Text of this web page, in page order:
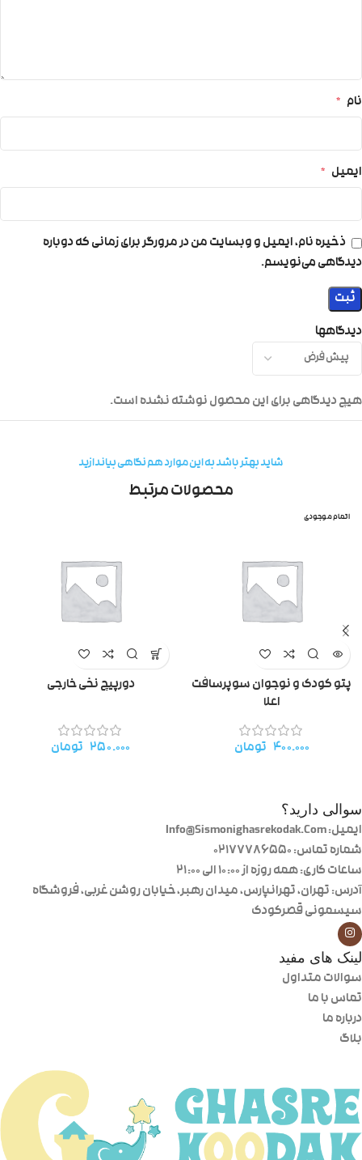
دیدگاهها
هیچ دیدگاهی برای این محصول نوشته نشده است.
نام *
ایمیل *
ذخیره نام، ایمیل و وبسایت من در مرورگر برای زمانی که دوباره
دیدگاهی می‌نویسم.
شاید بهتر باشد به این موارد هم نگاهی بیاندازید
محصولات مرتبط
اتمام موجودی
پتو کودک و نوجوان سوپرسافت
اعلا
۴۰۰.۰۰۰ تومان
دورپیچ نخی خارجی
۲۵۰.۰۰۰ تومان
سوالی دارید؟
ایمیل: Info@Sismonighasrekodak.Com
شماره تماس: 02177786550
ساعات کاری: همه روزه از ۱۰:۰۰ الی ۲۱:۰۰
آدرس: تهران، تهرانپارس، میدان رهبر، خیابان روشن غربی، فروشگاه
سیسمونی قصرکودک
لینک های مفید
سوالات متداول
تماس با ما
درباره ما
بلاگ